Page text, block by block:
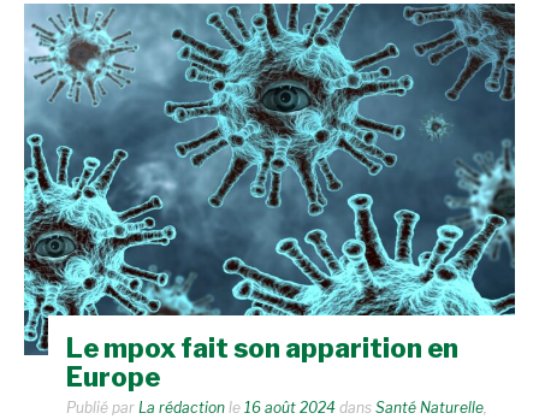
Le mpox fait son apparition en
Europe
Publié par La rédaction le 16 août 2024 dans Santé Naturelle